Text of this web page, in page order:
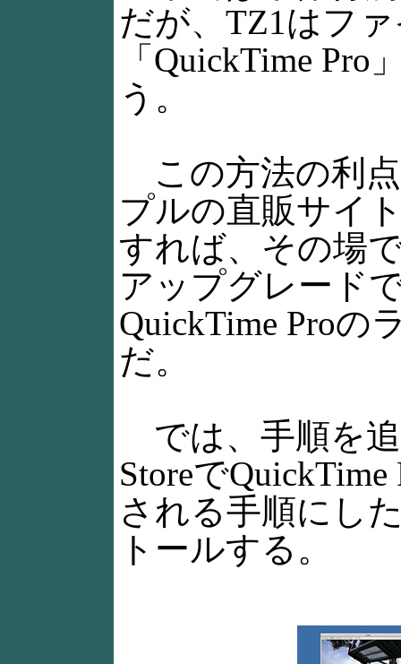
だが、TZ1はフ
「QuickTime
う。
この方法の利
プルの直販サイ
すれば、その場
アップグレード
QuickTime Proの
だ。
では、手順を
Storeで
される手順にし
トールする。